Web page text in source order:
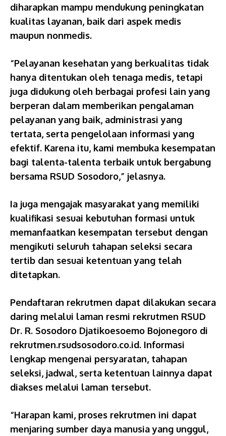
diharapkan mampu mendukung peningkatan
kualitas layanan, baik dari aspek medis
maupun nonmedis.
“Pelayanan kesehatan yang berkualitas tidak
hanya ditentukan oleh tenaga medis, tetapi
juga didukung oleh berbagai profesi lain yang
berperan dalam memberikan pengalaman
pelayanan yang baik, administrasi yang
tertata, serta pengelolaan informasi yang
efektif. Karena itu, kami membuka kesempatan
bagi talenta-talenta terbaik untuk bergabung
bersama RSUD Sosodoro,” jelasnya.
Ia juga mengajak masyarakat yang memiliki
kualifikasi sesuai kebutuhan formasi untuk
memanfaatkan kesempatan tersebut dengan
mengikuti seluruh tahapan seleksi secara
tertib dan sesuai ketentuan yang telah
ditetapkan.
Pendaftaran rekrutmen dapat dilakukan secara
daring melalui laman resmi rekrutmen RSUD
Dr. R. Sosodoro Djatikoesoemo Bojonegoro di
rekrutmen.rsudsosodoro.co.id. Informasi
lengkap mengenai persyaratan, tahapan
seleksi, jadwal, serta ketentuan lainnya dapat
diakses melalui laman tersebut.
“Harapan kami, proses rekrutmen ini dapat
menjaring sumber daya manusia yang unggul,